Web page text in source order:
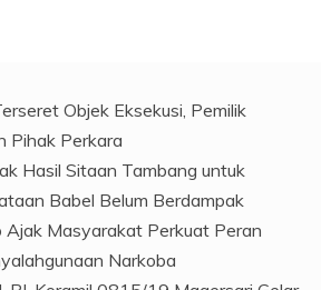
Objek Eksekusi, Pemilik
Pihak Perkara
Hasil Sitaan Tambang untuk
Babel Belum Berdampak
Masyarakat Perkuat Peran
Narkoba